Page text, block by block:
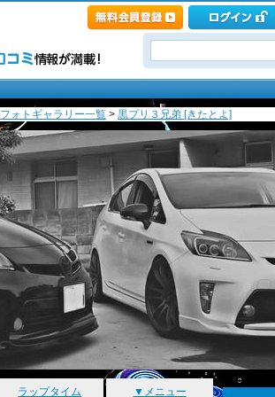
フォトギャラリー一覧 > 黒プリ３兄弟 [きたとよ]
ラップタイム ▼メニュー